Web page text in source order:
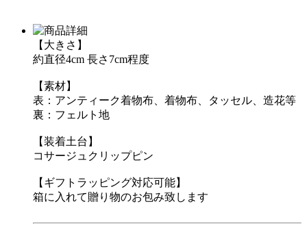
【大きさ】
約直径4cm 長さ7cm程度
【素材】
表：アンティーク着物布、着物布、タッセル、造花等
裏：フェルト地
【装着土台】
コサージュクリップピン
【ギフトラッピング対応可能】
箱に入れて贈り物のお包み致します